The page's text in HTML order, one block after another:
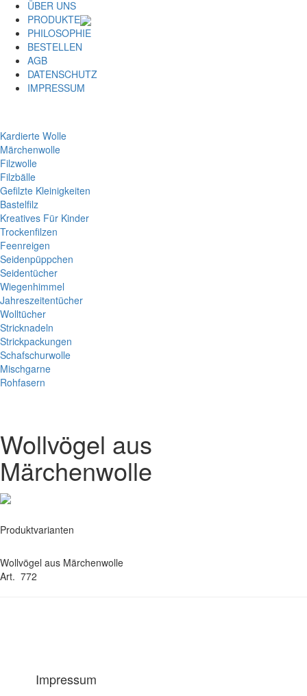
ÜBER UNS
PRODUKTE
PHILOSOPHIE
BESTELLEN
AGB
DATENSCHUTZ
IMPRESSUM
Kardierte Wolle
Märchenwolle
Filzwolle
Filzbälle
Gefilzte Kleinigkeiten
Bastelfilz
Kreatives Für Kinder
Trockenfilzen
Feenreigen
Seidenpüppchen
Seidentücher
Wiegenhimmel
Jahreszeitentücher
Wolltücher
Stricknadeln
Strickpackungen
Schafschurwolle
Mischgarne
Rohfasern
Wollvögel aus
Märchenwolle
Produktvarianten
Wollvögel aus Märchenwolle
Art. 772
Impressum